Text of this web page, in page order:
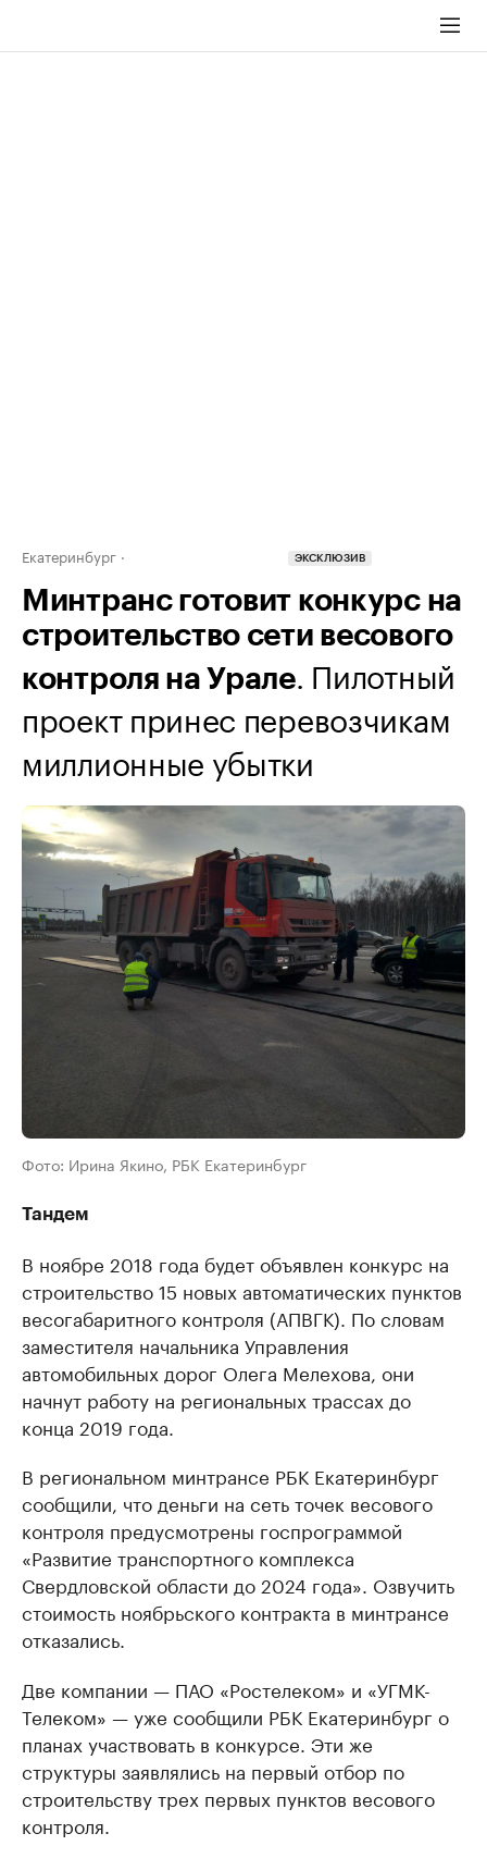
Екатеринбург ЭКСКЛЮЗИВ
Минтранс готовит конкурс на
строительство сети весового
контроля на Урале. Пилотный
проект принес перевозчикам
миллионные убытки
Фото: Ирина Якино, РБК Екатеринбург
Тандем
В ноябре 2018 года будет объявлен конкурс на
строительство 15 новых автоматических пунктов
весогабаритного контроля (АПВГК). По словам
заместителя начальника Управления
автомобильных дорог Олега Мелехова, они
начнут работу на региональных трассах до
конца 2019 года.
В региональном минтрансе РБК Екатеринбург
сообщили, что деньги на сеть точек весового
контроля предусмотрены госпрограммой
«Развитие транспортного комплекса
Свердловской области до 2024 года». Озвучить
стоимость ноябрьского контракта в минтрансе
отказались.
Две компании — ПАО «Ростелеком» и «УГМК-
Телеком» — уже сообщили РБК Екатеринбург о
планах участвовать в конкурсе. Эти же
структуры заявлялись на первый отбор по
строительству трех первых пунктов весового
контроля.